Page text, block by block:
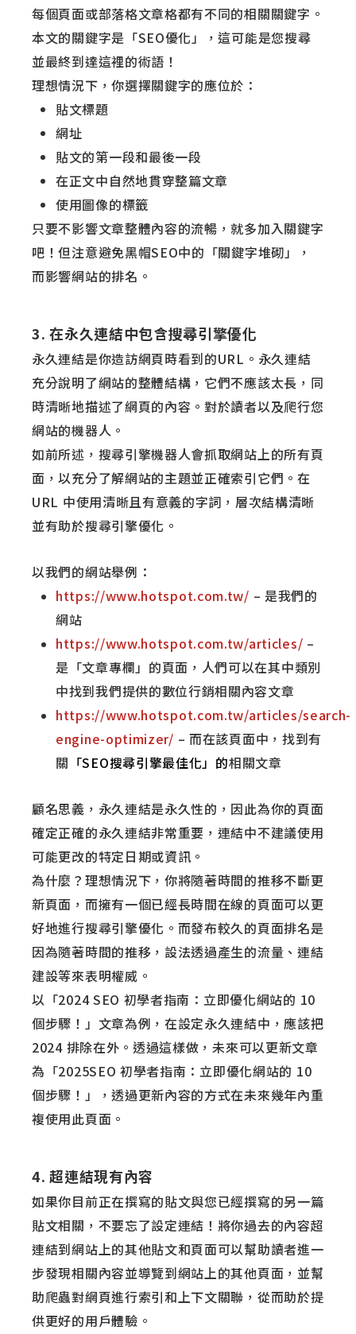
每個頁面或部落格文章格都有不同的相關關鍵字。
本文的關鍵字是「SEO優化」，這可能是您搜尋
並最終到達這裡的術語！
理想情況下，你選擇關鍵字的應位於：
貼文標題
網址
貼文的第一段和最後一段
在正文中自然地貫穿整篇文章
使用圖像的標籤
只要不影響文章整體內容的流暢，就多加入關鍵字
吧！但注意避免黑帽SEO中的「關鍵字堆砌」，
而影響網站的排名。
3. 在永久連結中包含搜尋引擎優化
永久連結是你造訪網頁時看到的URL。永久連結
充分說明了網站的整體結構，它們不應該太長，同
時清晰地描述了網頁的內容。對於讀者以及爬行您
網站的機器人。
如前所述，搜尋引擎機器人會抓取網站上的所有頁
面，以充分了解網站的主題並正確索引它們。在
URL 中使用清晰且有意義的字詞，層次結構清晰
並有助於搜尋引擎優化。
以我們的網站舉例：
https://www.hotspot.com.tw/​​ – 是我們的
網站
https://www.hotspot.com.tw/articles/ –
是「文章專欄」的頁面，人們可以在其中類別
中找到我們提供的數位行銷相關內容文章
https://www.hotspot.com.tw/articles/search-
engine-optimizer/ – 而在該頁面中，找到有
關 「SEO搜尋引擎最佳化」的相關文章
顧名思義，永久連結是永久性的，因此為你的頁面
確定正確的永久連結非常重要，連結中不建議使用
可能更改的特定日期或資訊。
為什麼？理想情況下，你將隨著時間的推移不斷更
新頁面，而擁有一個已經長時間在線的頁面可以更
好地進行搜尋引擎優化。而發布較久的頁面排名是
因為隨著時間的推移，設法透過產生的流量、連結
建設等來表明權威。
以「2024 SEO 初學者指南：立即優化網站的 10
個步驟！」文章為例，在設定永久連結中，應該把
2024 排除在外。透過這樣做，未來可以更新文章
為「2025SEO 初學者指南：立即優化網站的 10
個步驟！」，透過更新內容的方式在未來幾年內重
複使用此頁面。
4. 超連結現有內容
如果你目前正在撰寫的貼文與您已經撰寫的另一篇
貼文相關，不要忘了設定連結！將你過去的內容超
連結到網站上的其他貼文和頁面可以幫助讀者進一
步發現相關內容並導覽到網站上的其他頁面，並幫
助爬蟲對網頁進行索引和上下文關聯，從而助於提
供更好的用戶體驗。